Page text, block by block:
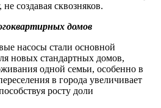
создавая сквозняков.
домов
насосы стали основной
новых стандартных домов,
одной семьи, особенно в
в города увеличивает
росту доли